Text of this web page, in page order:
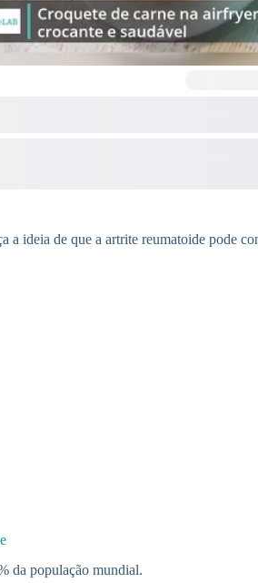
ideia de que a artrite reumatoide pode
da população mundial.